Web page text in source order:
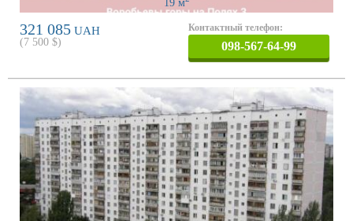
19 м
321 085 UAH
(7 500 $)
Контактный телефон:
098-567-64-99